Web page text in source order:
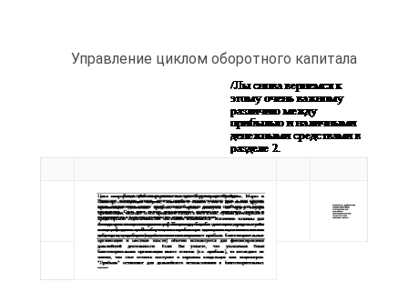
Управление циклом оборотного капитала